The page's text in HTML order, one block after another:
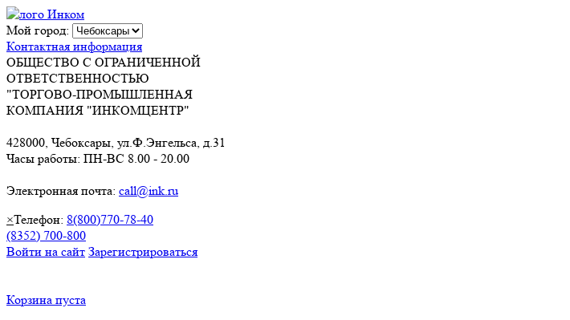
Мой город:
Контактная информация
ОБЩЕСТВО С ОГРАНИЧЕННОЙ
ОТВЕТСТВЕННОСТЬЮ
"ТОРГОВО-ПРОМЫШЛЕННАЯ
КОМПАНИЯ "ИНКОМЦЕНТР"
428000, Чебоксары, ул.Ф.Энгельса, д.31
Часы работы: ПН-ВС 8.00 - 20.00
Электронная почта: call@ink.ru
×Телефон: 8(800)770-78-40
(8352) 700-800
Войти на сайт Зарегистрироваться
Корзина пуста